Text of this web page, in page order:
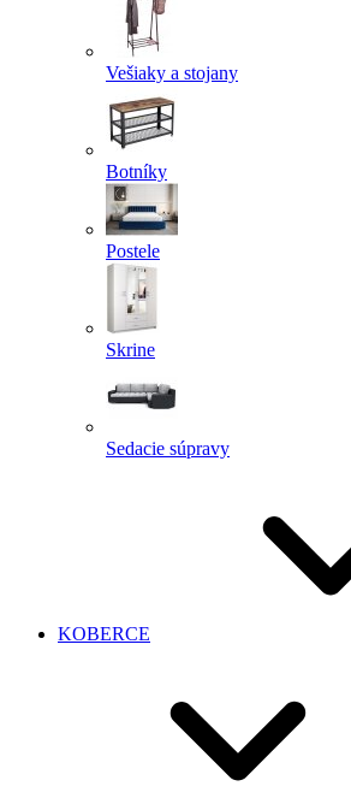
Vešiaky a stojany
Botníky
Postele
Skrine
Sedacie súpravy
KOBERCE